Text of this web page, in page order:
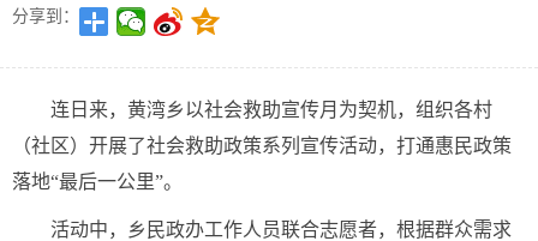
分享到：
连日来，黄湾乡以社会救助宣传月为契机，组织各村
（社区）开展了社会救助政策系列宣传活动，打通惠民政策
落地“最后一公里”。
活动中，乡民政办工作人员联合志愿者，根据群众需求